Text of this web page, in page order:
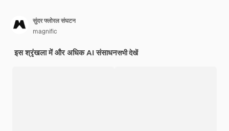
सुंदर फ्लोरल संघटन
magnific
इस श्रृंखला में और अधिक AI संसाधनसभी देखें